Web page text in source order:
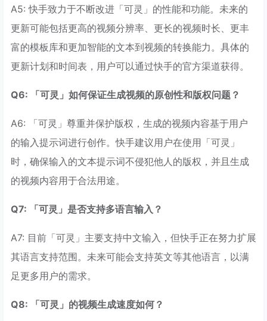
A5: 快手致力于不断改进「可灵」的性能和功能。未来的
更新可能包括更高的视频分辨率、更长的视频时长、更丰
富的模板库和更加智能的文本到视频的转换能力。具体的
更新计划和时间表，用户可以通过快手的官方渠道获得。
Q6: 「可灵」如何保证生成视频的原创性和版权问题？
A6: 「可灵」尊重并保护版权，生成的视频内容基于用户
的输入提示词进行创作。快手建议用户在使用「可灵」
时，确保输入的文本提示词不侵犯他人的版权，并且生成
的视频内容用于合法用途。
Q7: 「可灵」是否支持多语言输入？
A7: 目前「可灵」主要支持中文输入，但快手正在努力扩展
其语言支持范围。未来可能会支持英文等其他语言，以满
足更多用户的需求。
Q8: 「可灵」的视频生成速度如何？